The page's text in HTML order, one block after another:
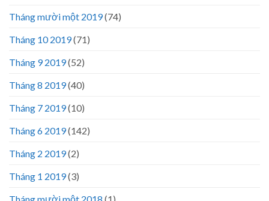
Tháng mười một 2019(74)
Tháng 10 2019(71)
Tháng 9 2019(52)
Tháng 8 2019(40)
Tháng 7 2019(10)
Tháng 6 2019(142)
Tháng 2 2019(2)
Tháng 1 2019(3)